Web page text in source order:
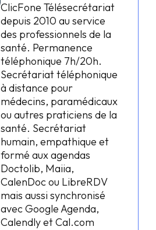
ClicFone Télésecrétariat
depuis 2010 au service
des professionnels de la
santé. Permanence
téléphonique 7h/20h.
Secrétariat téléphonique
à distance pour
médecins, paramédicaux
ou autres praticiens de la
santé. Secrétariat
humain, empathique et
formé aux agendas
Doctolib, Maiia,
CalenDoc ou LibreRDV
mais aussi synchronisé
avec Google Agenda,
Calendly et Cal.com